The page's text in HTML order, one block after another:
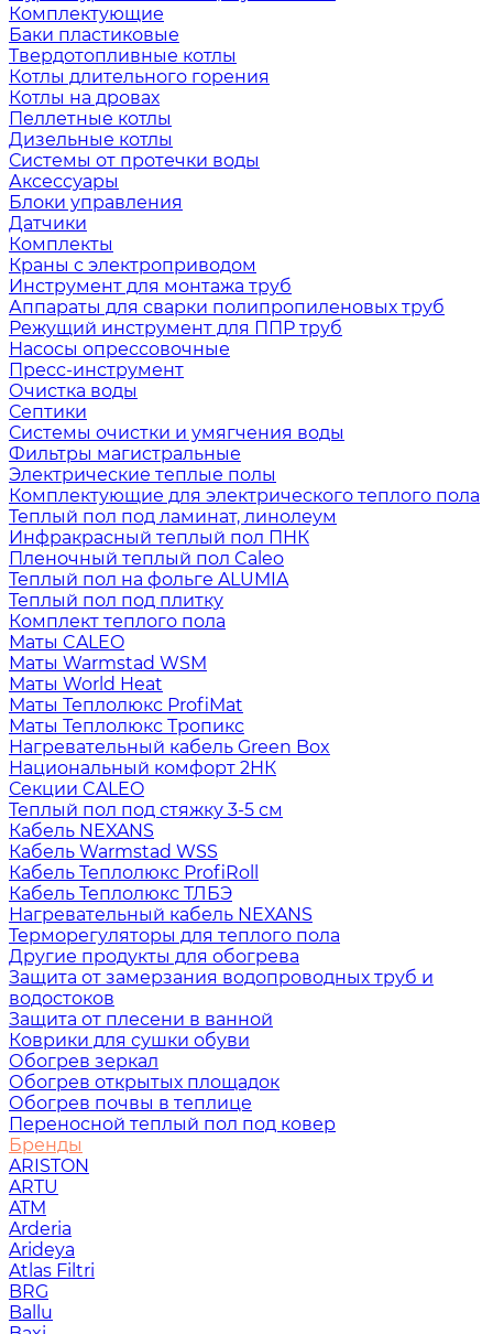
Комплектующие
Баки пластиковые
Твердотопливные котлы
Котлы длительного горения
Котлы на дровах
Пеллетные котлы
Дизельные котлы
Системы от протечки воды
Аксессуары
Блоки управления
Датчики
Комплекты
Краны с электроприводом
Инструмент для монтажа труб
Аппараты для сварки полипропиленовых труб
Режущий инструмент для ППР труб
Насосы опрессовочные
Пресс-инструмент
Очистка воды
Септики
Системы очистки и умягчения воды
Фильтры магистральные
Электрические теплые полы
Комплектующие для электрического теплого пола
Теплый пол под ламинат, линолеум
Инфракрасный теплый пол ПНК
Пленочный теплый пол Caleo
Теплый пол на фольге ALUMIA
Теплый пол под плитку
Комплект теплого пола
Маты CALEO
Маты Warmstad WSM
Маты World Heat
Маты Теплолюкс ProfiMat
Маты Теплолюкс Тропикс
Нагревательный кабель Green Box
Национальный комфорт 2НК
Секции CALEO
Теплый пол под стяжку 3-5 см
Кабель NEXANS
Кабель Warmstad WSS
Кабель Теплолюкс ProfiRoll
Кабель Теплолюкс ТЛБЭ
Нагревательный кабель NEXANS
Терморегуляторы для теплого пола
Другие продукты для обогрева
Защита от замерзания водопроводных труб и
водостоков
Защита от плесени в ванной
Коврики для сушки обуви
Обогрев зеркал
Обогрев открытых площадок
Обогрев почвы в теплице
Переносной теплый пол под ковер
Бренды
ARISTON
ARTU
ATM
Arderia
Arideya
Atlas Filtri
BRG
Ballu